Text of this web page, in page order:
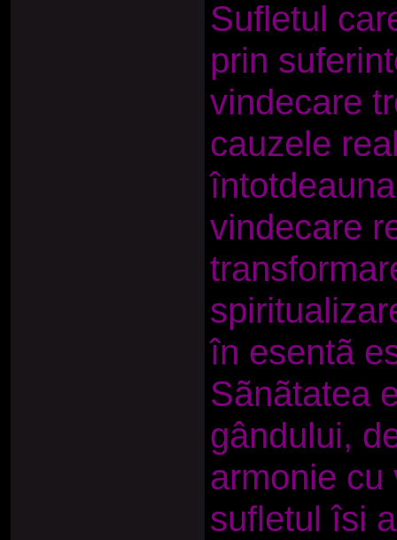
Sufletul
prin
vindecare
cauzele
vindecare
în esentã
Sãnãtatea
gândului,
armonie cu
sufletul îsi